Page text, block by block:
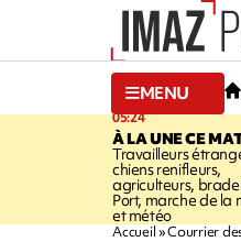
MENU
05:24
À LA UNE CE
Travailleurs
chiens renifleurs,
agriculteurs,
Port, marche de la
et météo
Accueil Courrier